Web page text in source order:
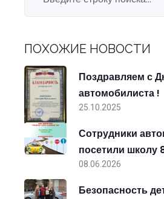
ПОХОЖИЕ НОВОСТИ
Поздравляем с
автомобилиста !
25.10.2025
Сотрудники
посетили школу
08.06.2026
Безопасность